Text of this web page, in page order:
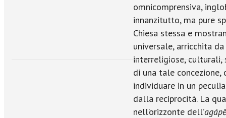
omnicomprensiva,
innanzitutto, ma pure
Chiesa stessa e
universale, arricchita
interreligiose,
di una tale
individuare in un
dalla reciprocità. La
nell’orizzonte dell’agápē